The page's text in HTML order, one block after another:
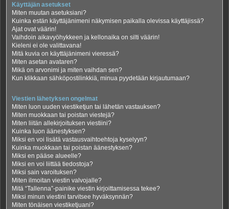
Käyttäjän asetukset
Miten muutan asetuksiani?
Kuinka estän käyttäjänimeni näkymisen paikalla olevissa käyttäjissä?
Ajat ovat väärin!
Vaihdoin aikavyöhykkeen ja kellonaika on silti väärin!
Kieleni ei ole valittavana!
Mitä kuvia on käyttäjänimeni vieressä?
Miten asetan avataren?
Mikä on arvonimi ja miten vaihdan sen?
Kun klikkaan sähköpostilinkkiä, minua pyydetään kirjautumaan?
Viestien lähetyksen ongelmat
Miten luon uuden viestiketjun tai lähetän vastauksen?
Miten muokkaan tai poistan viestejä?
Miten liitän allekirjoituksen viestiini?
Kuinka luon äänestyksen?
Miksi en voi lisätä vastausvaihtoehtoja kyselyyn?
Kuinka muokkaan tai poistan äänestyksen?
Miksi en pääse alueelle?
Miksi en voi liittää tiedostoja?
Miksi sain varoituksen?
Miten ilmoitan viestin valvojalle?
Mitä “Tallenna”-painike viestin kirjoittamisessa tekee?
Miksi minun viestini tarvitsee hyväksynnän?
Miten tönäisen viestiketjuani?